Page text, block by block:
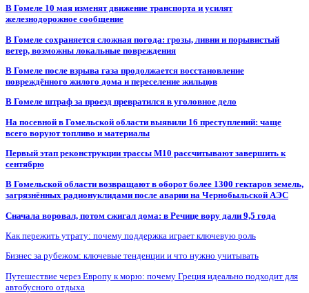
В Гомеле 10 мая изменят движение транспорта и усилят
железнодорожное сообщение
В Гомеле сохраняется сложная погода: грозы, ливни и порывистый
ветер, возможны локальные повреждения
В Гомеле после взрыва газа продолжается восстановление
повреждённого жилого дома и переселение жильцов
В Гомеле штраф за проезд превратился в уголовное дело
На посевной в Гомельской области выявили 16 преступлений: чаще
всего воруют топливо и материалы
Первый этап реконструкции трассы М10 рассчитывают завершить к
сентябрю
В Гомельской области возвращают в оборот более 1300 гектаров земель,
загрязнённых радионуклидами после аварии на Чернобыльской АЭС
Сначала воровал, потом сжигал дома: в Речице вору дали 9,5 года
Как пережить утрату: почему поддержка играет ключевую роль
Бизнес за рубежом: ключевые тенденции и что нужно учитывать
Путешествие через Европу к морю: почему Греция идеально подходит для
автобусного отдыха